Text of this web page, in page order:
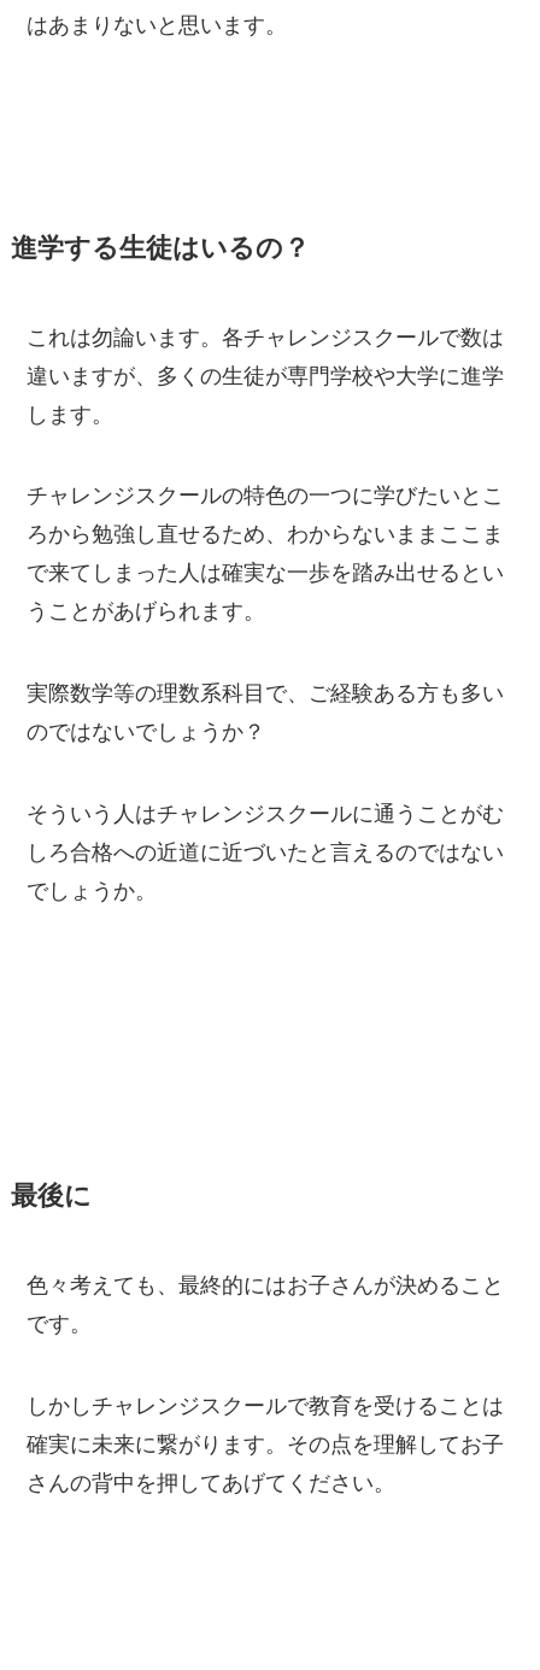
はあまりないと思います。
進学する生徒はいるの？
これは勿論います。各チャレンジスクールで数は
違いますが、多くの生徒が専門学校や大学に進学
します。
チャレンジスクールの特色の一つに学びたいとこ
ろから勉強し直せるため、わからないままここま
で来てしまった人は確実な一歩を踏み出せるとい
うことがあげられます。
実際数学等の理数系科目で、ご経験ある方も多い
のではないでしょうか？
そういう人はチャレンジスクールに通うことがむ
しろ合格への近道に近づいたと言えるのではない
でしょうか。
最後に
色々考えても、最終的にはお子さんが決めること
です。
しかしチャレンジスクールで教育を受けることは
確実に未来に繋がります。その点を理解してお子
さんの背中を押してあげてください。